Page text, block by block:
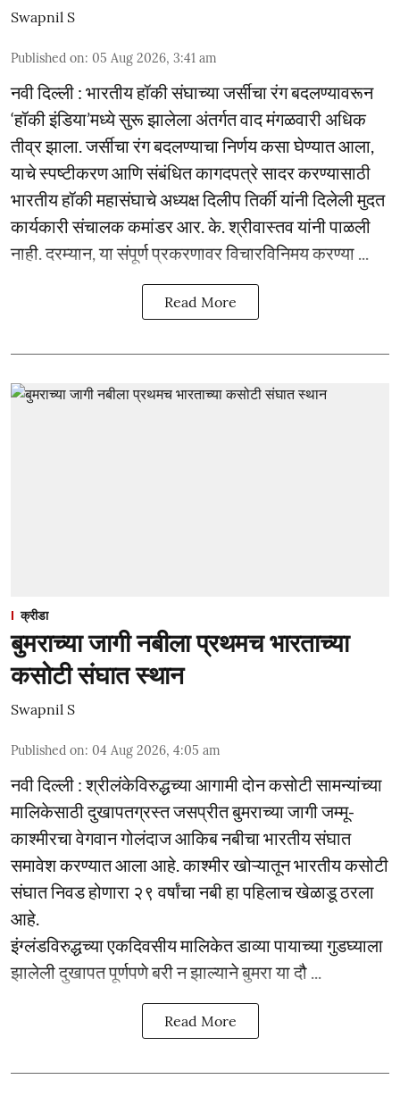
Swapnil S
Published on: 05 Aug 2026, 3:41 am
नवी दिल्ली : भारतीय हॉकी संघाच्या जर्सीचा रंग बदलण्यावरून
‘हॉकी इंडिया’मध्ये सुरू झालेला अंतर्गत वाद मंगळवारी अधिक
तीव्र झाला. जर्सीचा रंग बदलण्याचा निर्णय कसा घेण्यात आला,
याचे स्पष्टीकरण आणि संबंधित कागदपत्रे सादर करण्यासाठी
भारतीय हॉकी महासंघाचे अध्यक्ष दिलीप तिर्की यांनी दिलेली मुदत
कार्यकारी संचालक कमांडर आर. के. श्रीवास्तव यांनी पाळली
नाही. दरम्यान, या संपूर्ण प्रकरणावर विचारविनिमय करण्या ...
Read More
क्रीडा
बुमराच्या जागी नबीला प्रथमच भारताच्या
कसोटी संघात स्थान
Swapnil S
Published on: 04 Aug 2026, 4:05 am
नवी दिल्ली : श्रीलंकेविरुद्धच्या आगामी दोन कसोटी सामन्यांच्या
मालिकेसाठी दुखापतग्रस्त जसप्रीत बुमराच्या जागी जम्मू-
काश्मीरचा वेगवान गोलंदाज आकिब नबीचा भारतीय संघात
समावेश करण्यात आला आहे. काश्मीर खोऱ्यातून भारतीय कसोटी
संघात निवड होणारा २९ वर्षांचा नबी हा पहिलाच खेळाडू ठरला
आहे.
इंग्लंडविरुद्धच्या एकदिवसीय मालिकेत डाव्या पायाच्या गुडघ्याला
झालेली दुखापत पूर्णपणे बरी न झाल्याने बुमरा या दौ ...
Read More